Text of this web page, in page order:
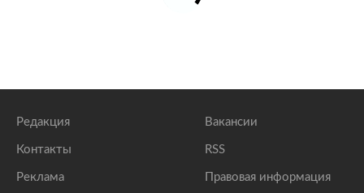
Редакция
Контакты
Реклама
Вакансии
RSS
Правовая информация